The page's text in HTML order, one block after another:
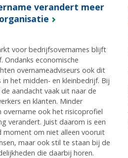
verandert meer
voor bedrijfsovernames blijft
Ondanks economische
overnameadviseurs ook dit
in het midden- en kleinbedrijf. Bij
aandacht vaak uit naar de
en klanten. Minder
overname ook het risicoprofiel
verandert. Juist daarom is een
moment om niet alleen vooruit
maar ook stil te staan bij de
die daarbij horen.